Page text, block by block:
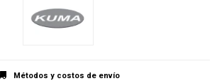
Métodos y costos de envío